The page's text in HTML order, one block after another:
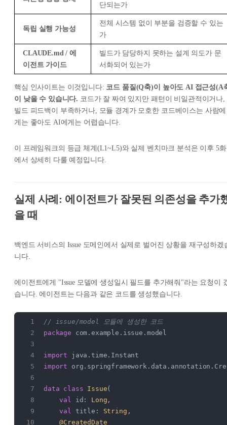
단되는가
독립 실행 가능성
전체 시스템 없이 부분을 검증할 수 있는
가
CLAUDE.md / 에
이전트 가이드
빌드가 담당하지 못하는 설계 의도가 문
서화되어 있는가
핵심 인사이트는 이것입니다: 코드 품질(Q축)이 높아도 AI 접근성(A
이 낮을 수 있습니다. 코드가 잘 짜여 있지만 패턴이 비일관적이거나,
빌드 피드백이 부족하거나, 모듈 경계가 모호한 코드베이스는 사람에
게는 좋아도 AI에게는 어렵습니다.
이 프레임워크의 등급 체계(L1~L5)와 실제 벤치마크 분석은 이후 5화
에서 상세히 다룰 예정입니다.
실제 사례: 에이전트가 잘못된 의존성을 추가
을 때
백엔드 서비스의 Issue 도메인에서 실제로 벌어진 상황을 재구성하겠
니다.
에이전트에게 "Issue 모델에 생성일시 필드를 추가해줘"라는 요청이
습니다. 에이전트는 다음과 같은 코드를 생성했습니다.
// issue/model 모듈에 생성한 코드
package com.example.issue.model
import java.time.Instant
import
data class Issue(
    val
id: Long ,
    val
title: String ,
    @CreatedDate